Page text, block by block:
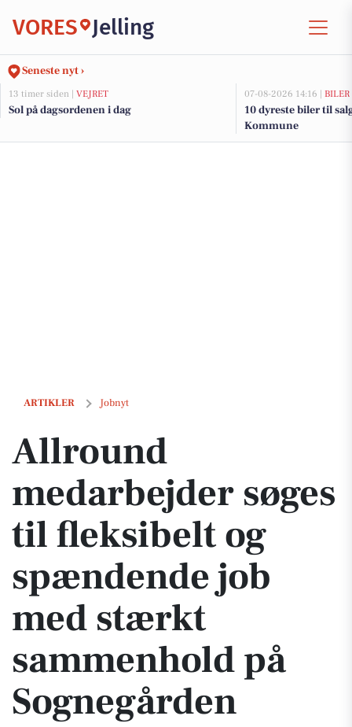
VORES Jelling
Seneste nyt ›
13 timer siden | VEJRET
Sol på dagsordenen i dag
07-08-2026 14:16 | BILER
10 dyreste biler til
Kommune
ARTIKLER Jobnyt
Allround medarbejder søges til fleksibelt og spændende job med
Allround
medarbejder søges
til fleksibelt og
spændende job
med stærkt
sammenhold på
Sognegården